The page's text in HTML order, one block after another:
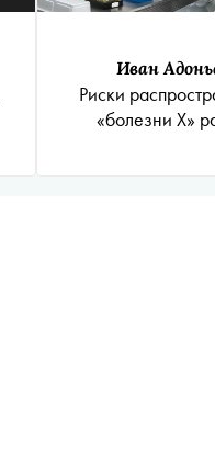
Иван
Риски
«болезни Х»